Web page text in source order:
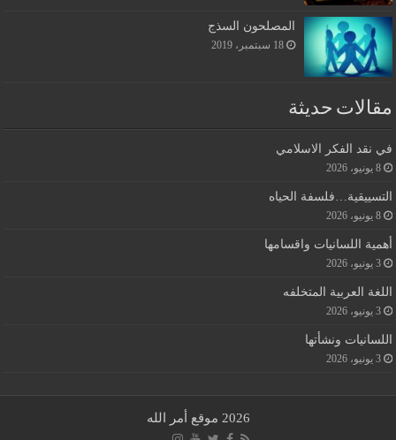
المصلحون السذج
18 سبتمبر، 2019
مقالات حديثة
في نقد الفكر الاسلامي
8 يونيو، 2026
التسييقية…فلسفة الحياه
8 يونيو، 2026
أهمية اللسانيات واقسامها
3 يونيو، 2026
اللغة العربية المتخلفه
3 يونيو، 2026
اللسانيات ونشأتها
3 يونيو، 2026
2026 موقع أمر الله